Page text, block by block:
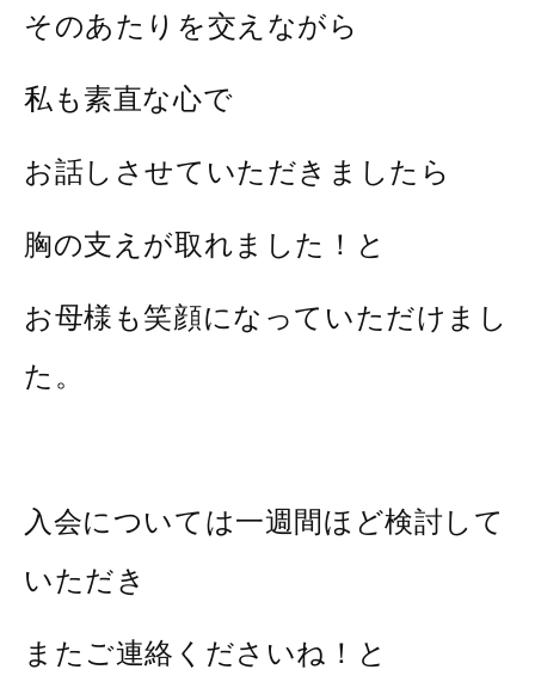
そのあたりを交えながら
私も素直な心で
お話しさせていただきましたら
胸の支えが取れました！と
お母様も笑顔になっていただけまし
た。
入会については一週間ほど検討して
いただき
またご連絡くださいね！と